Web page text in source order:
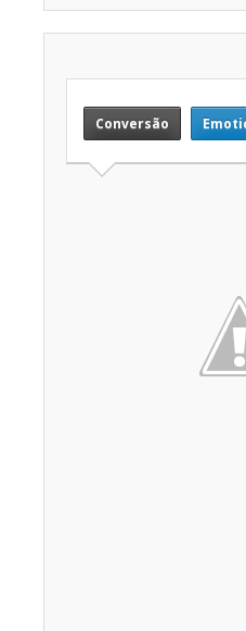
Conversão